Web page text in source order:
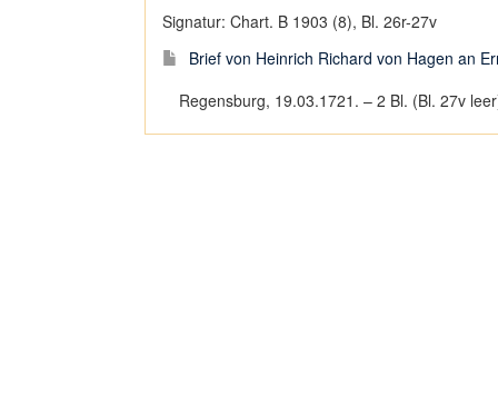
Signatur: Chart. B 1903 (8), Bl. 26r-27v
Brief von Heinrich Richard von Hagen an
Regensburg, 19.03.1721. – 2 Bl. (Bl. 27v